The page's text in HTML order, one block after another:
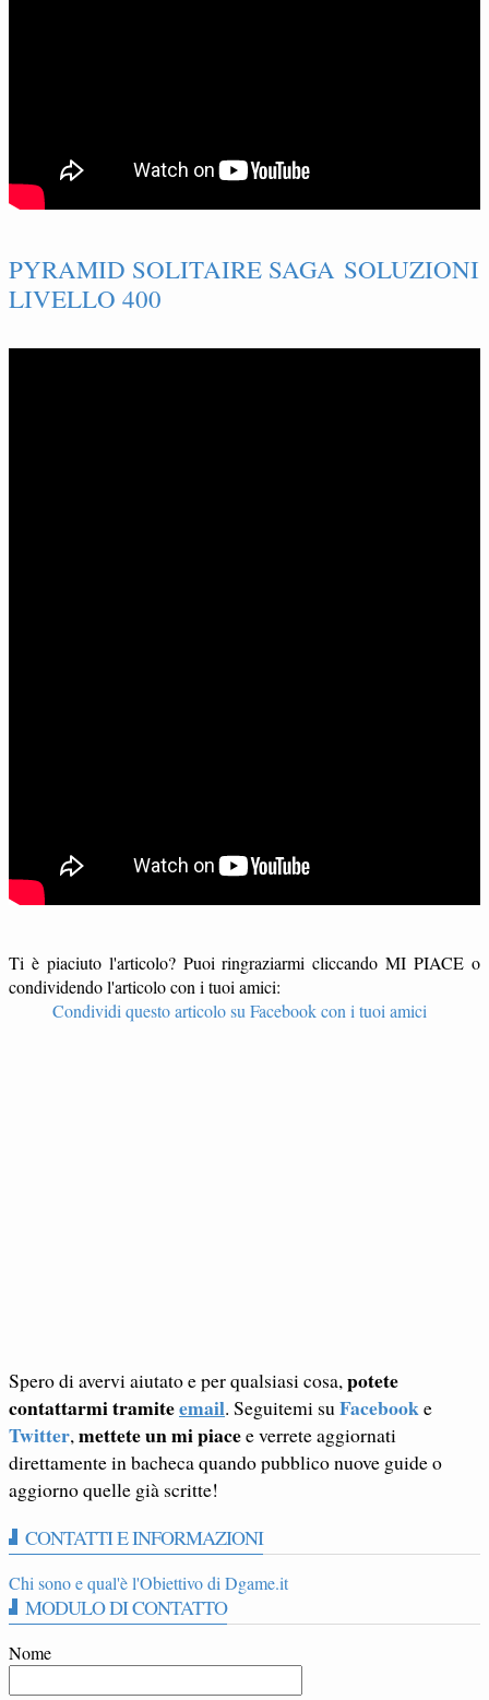
PYRAMID SOLITAIRE SAGA SOLUZIONI
LIVELLO 400
Ti è piaciuto l'articolo? Puoi ringraziarmi cliccando MI PIACE o
condividendo l'articolo con i tuoi amici:
Condividi questo articolo su Facebook con i tuoi amici
Spero di avervi aiutato e per qualsiasi cosa,potete
contattarmi tramiteemail. Seguitemi suFacebooke
Twitter,mettete un mi piacee verrete aggiornati
direttamente in bacheca quando pubblico nuove guide o
aggiorno quelle già scritte!
CONTATTI E INFORMAZIONI
Chi sono e qual'è l'Obiettivo di Dgame.it
MODULO DI CONTATTO
Nome